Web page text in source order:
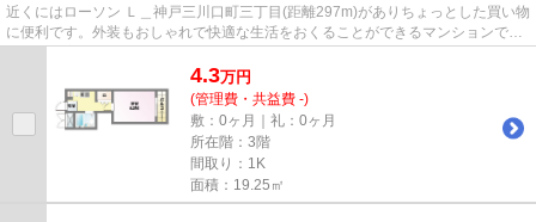
近くにはローソン Ｌ＿神戸三川口町三丁目(距離297m)がありちょっとした買い物
に便利です。外装もおしゃれで快適な生活をおくることができるマンションで
4.3万円
(管理費・共益費 -)
敷：0ヶ月｜礼：0ヶ月
所在階：3階
間取り：1K
面積：19.25㎡